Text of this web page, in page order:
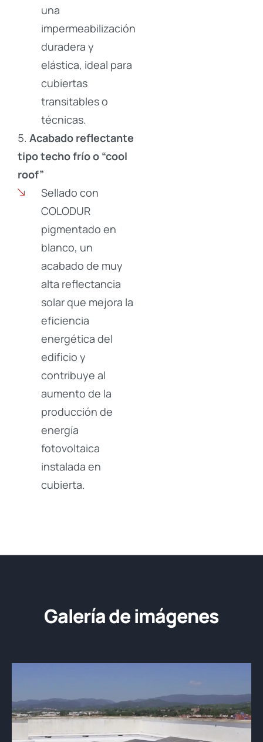
una
impermeabilización
duradera y
elástica, ideal para
cubiertas
transitables o
técnicas.
Acabado reflectante
tipo techo frío o “cool
roof”
Sellado con
COLODUR
pigmentado en
blanco, un
acabado de muy
alta reflectancia
solar que mejora la
eficiencia
energética del
edificio y
contribuye al
aumento de la
producción de
energía
fotovoltaica
instalada en
cubierta.
Galería de imágenes